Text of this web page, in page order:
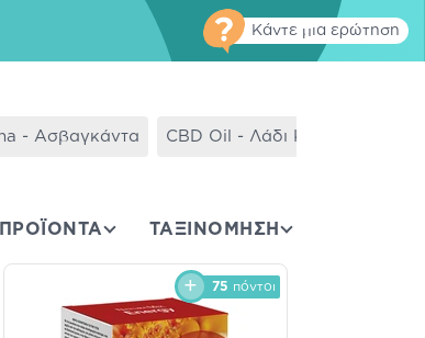
Κάντε μια ερώτηση
- Ασβαγκάντα CBD Oil - Λάδι Κάνναβης
ΤΑΞΙΝΌΜΗΣΗ
75 πόντοι